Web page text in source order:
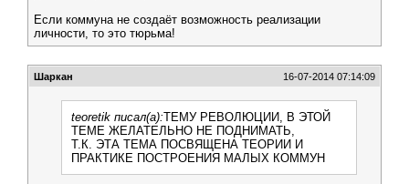
Если коммуна не создаёт возможность реализации
личности, то это тюрьма!
Шаркан 16-07-2014 07:14:09
teoretik писал(а):ТЕМУ РЕВОЛЮЦИИ, В ЭТОЙ
ТЕМЕ ЖЕЛАТЕЛЬНО НЕ ПОДНИМАТЬ,
Т.К. ЭТА ТЕМА ПОСВЯЩЕНА ТЕОРИИ И
ПРАКТИКЕ ПОСТРОЕНИЯ МАЛЫХ КОММУН